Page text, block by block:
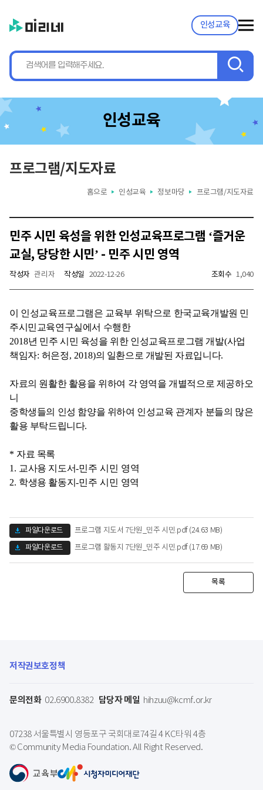
인성교육
인성교육
프로그램/지도자료
홈으로 ▶ 인성교육 ▶ 정보마당 ▶ 프로그램/지도자료
민주 시민 육성을 위한 인성교육프로그램 ‘즐거운
교실, 당당한 시민’ - 민주 시민 영역
작성자 관리자 작성일 2022-12-26 조회수 1,040
이 인성교육프로그램은 교육부 위탁으로 한국교육개발원 민
주시민교육연구실에서 수행한
2018년 민주 시민 육성을 위한 인성교육프로그램 개발(사업
책임자: 허은정, 2018)의 일환으로 개발된 자료입니다.
자료의 원활한 활용을 위하여 각 영역을 개별적으로 제공하오
니
중학생들의 인성 함양을 위하여 인성교육 관계자 분들의 많은
활용 부탁드립니다.
* 자료 목록
1. 교사용 지도서-민주 시민 영역
2. 학생용 활동지-민주 시민 영역
파일다운로드
프로그램 지도서 7단원_민주 시민.pdf (24.63 MB)
파일다운로드
프로그램 활동지 7단원_민주 시민.pdf (17.69 MB)
목록
저작권보호정책
문의전화 02.6900.8382 담당자 메일 hihzuu@kcmf.or.kr
07238 서울특별시 영등포구 국회대로74길 4 KC타워 4층
© Community Media Foundation. All Right Reserved.